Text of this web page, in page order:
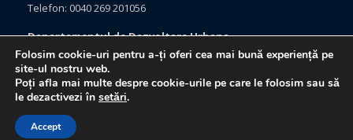
Telefon: 0040 269 201056
Departamentul de Dezvoltare Urbana
Brasov, Bulevardul Eroilor 33
Judetul Brasov
Telefon: 0040 368 415760
Folosim cookie-uri pentru a-ți oferi cea mai bună experiență pe
site-ul nostru web.
Poți afla mai multe despre cookie-urile pe care le folosim sau să
le dezactivezi în setări.
Accept